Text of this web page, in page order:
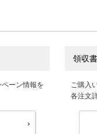
ーン情報を
領収
ご購入
各注文